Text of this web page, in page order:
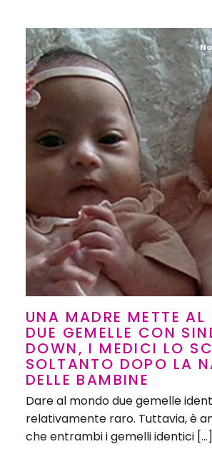
UNA MADRE METTE AL
DUE GEMELLE CON
DOWN, I MEDICI LO
SOLTANTO DOPO LA
DELLE BAMBINE
Dare al mondo due gemelle
relativamente raro. Tuttavia, è
che entrambi i gemelli identici […]